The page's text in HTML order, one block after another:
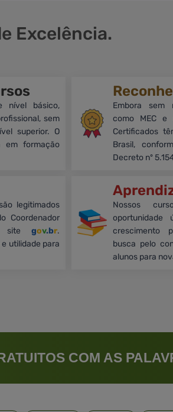
Excelência.
nível básico,
sem
superior. O
em formação
Embora sem
como MEC e
Certificados
Brasil,
Decreto nº
legitimados
Coordenador
site gov.br.
utilidade para
Nossos
oportunidade
crescimento
busca pelo
alunos para
COM AS